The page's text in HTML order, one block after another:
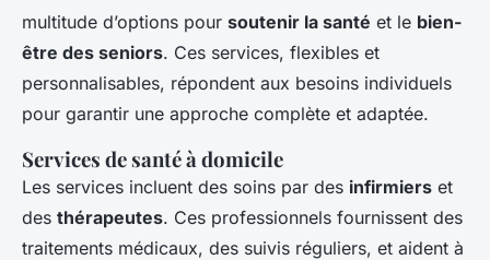
multitude d’options pour soutenir la santé et le bien-
être des seniors. Ces services, flexibles et
personnalisables, répondent aux besoins individuels
pour garantir une approche complète et adaptée.
Services de santé à domicile
Les services incluent des soins par des infirmiers et
des thérapeutes. Ces professionnels fournissent des
traitements médicaux, des suivis réguliers, et aident à